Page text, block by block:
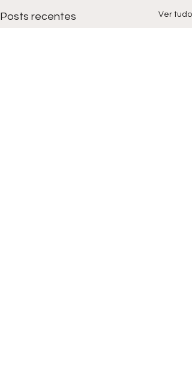
Posts recentes Ver tudo